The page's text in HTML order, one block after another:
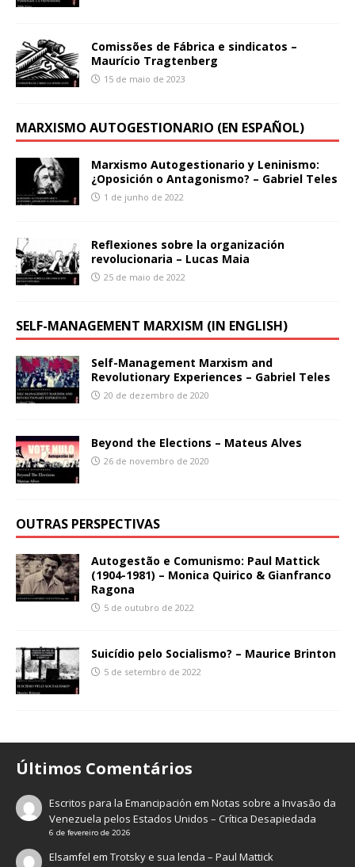
Comissões de Fábrica e sindicatos –
Maurício Tragtenberg
15 de maio de 2023
MARXISMO AUTOGESTIONARIO (EN ESPAÑOL)
Marxismo Autogestionario y Leninismo:
¿Oposición o Antagonismo? – Gabriel Teles
1 de junho de 2022
Reflexiones sobre la organización
revolucionaria – Lucas Maia
25 de maio de 2022
SELF-MANAGEMENT MARXISM (IN ENGLISH)
Self-Management Marxism and
Revolutionary Experiences – Gabriel Teles
20 de dezembro de 2020
Beyond the Elections – Mateus Alves
26 de novembro de 2020
OUTRAS PERSPECTIVAS
Autogestão e Comunismo: Paul Mattick
(1904-1981) – Monica Quirico & Gianfranco
Ragona
5 de outubro de 2022
Suicídio pelo Socialismo? – Maurice Brinton
5 de setembro de 2022
Últimos Comentários
Escritos para la Emancipación emNotas sobre a Invasão da
Venezuela pelos Estados Unidos – Crítica Desapiedada
6 de fevereiro de 2026
Elsamfel emTrotsky e sua lenda – Paul Mattick